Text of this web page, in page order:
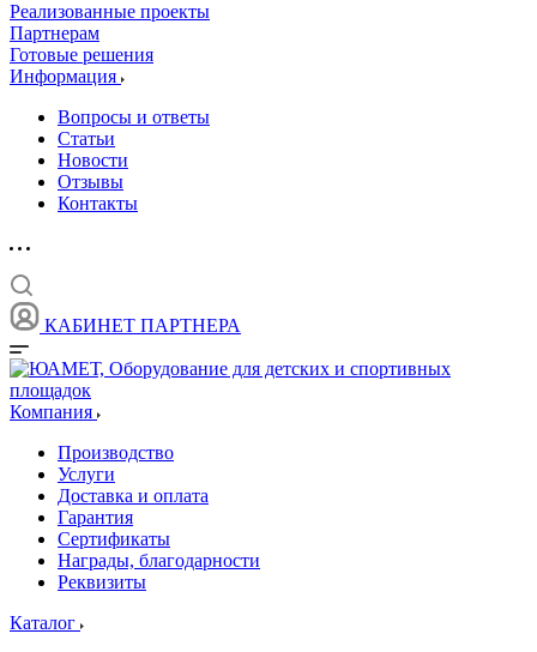
Реализованные проекты
Партнерам
Готовые решения
Информация
Вопросы и ответы
Статьи
Новости
Отзывы
Контакты
КАБИНЕТ ПАРТНЕРА
Компания
Производство
Услуги
Доставка и оплата
Гарантия
Сертификаты
Награды, благодарности
Реквизиты
Каталог